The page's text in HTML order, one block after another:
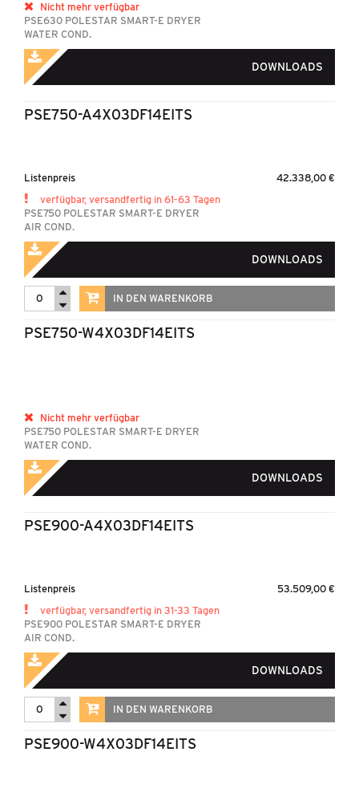
Nicht mehr verfügbar
PSE630 POLESTAR SMART-E DRYER
WATER COND.
DOWNLOADS
PSE750-A4X03DF14EITS
Listenpreis
42.338,00 €
verfügbar, versandfertig in 61-63 Tagen
PSE750 POLESTAR SMART-E DRYER
AIR COND.
DOWNLOADS
IN DEN WARENKORB
PSE750-W4X03DF14EITS
Nicht mehr verfügbar
PSE750 POLESTAR SMART-E DRYER
WATER COND.
DOWNLOADS
PSE900-A4X03DF14EITS
Listenpreis
53.509,00 €
verfügbar, versandfertig in 31-33 Tagen
PSE900 POLESTAR SMART-E DRYER
AIR COND.
DOWNLOADS
IN DEN WARENKORB
PSE900-W4X03DF14EITS